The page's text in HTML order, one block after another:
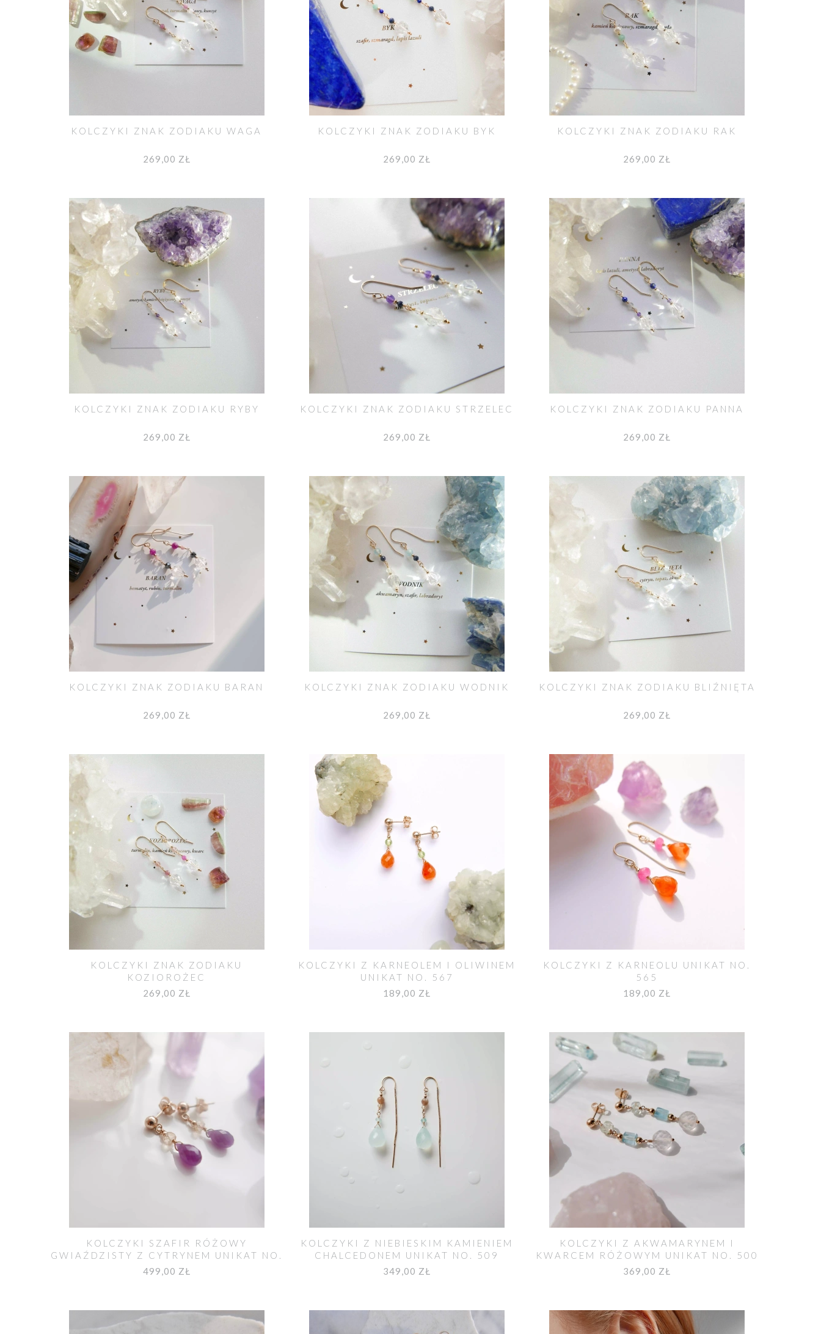
KOLCZYKI ZNAK ZODIAKU WAGA
269,00 ZŁ
KOLCZYKI ZNAK ZODIAKU BYK
269,00 ZŁ
KOLCZYKI ZNAK ZODIAKU RAK
269,00 ZŁ
KOLCZYKI ZNAK ZODIAKU RYBY
269,00 ZŁ
KOLCZYKI ZNAK ZODIAKU STRZELEC
269,00 ZŁ
KOLCZYKI ZNAK ZODIAKU PANNA
269,00 ZŁ
KOLCZYKI ZNAK ZODIAKU BARAN
269,00 ZŁ
KOLCZYKI ZNAK ZODIAKU WODNIK
269,00 ZŁ
KOLCZYKI ZNAK ZODIAKU BLIŹNIĘTA
269,00 ZŁ
KOLCZYKI ZNAK ZODIAKU
KOZIOROŻEC
269,00 ZŁ
KOLCZYKI Z KARNEOLEM I OLIWINEM
UNIKAT NO. 567
189,00 ZŁ
KOLCZYKI Z KARNEOLU UNIKAT NO.
565
189,00 ZŁ
KOLCZYKI SZAFIR RÓŻOWY
GWIAŹDZISTY Z CYTRYNEM UNIKAT NO.
528
499,00 ZŁ
KOLCZYKI Z NIEBIESKIM KAMIENIEM
CHALCEDONEM UNIKAT NO. 509
349,00 ZŁ
KOLCZYKI Z AKWAMARYNEM I
KWARCEM RÓŻOWYM UNIKAT NO. 500
369,00 ZŁ